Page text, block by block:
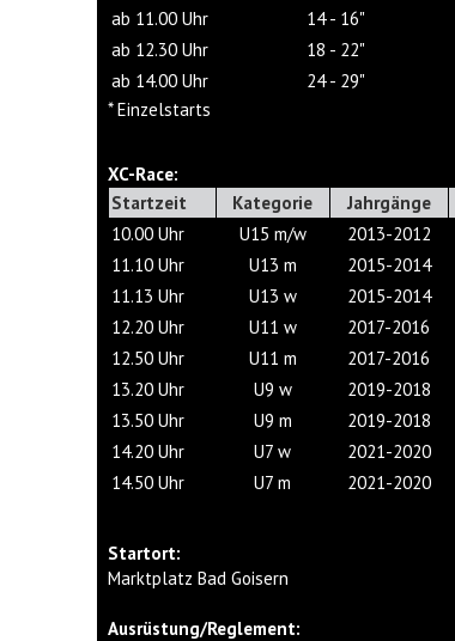
ab 11.00 Uhr
14 - 16"
ab 12.30 Uhr
18 - 22"
ab 14.00 Uhr
24 - 29"
* Einzelstarts
XC-Race:
Startzeit
Kategorie Jahrgänge
10.00 Uhr
U15 m/w 2013-2012
11.10 Uhr
U13 m 2015-2014
11.13 Uhr
U13 w 2015-2014
12.20 Uhr
U11 w 2017-2016
12.50 Uhr
U11 m 2017-2016
13.20 Uhr
U9 w 2019-2018
13.50 Uhr
U9 m 2019-2018
14.20 Uhr
U7 w 2021-2020
14.50 Uhr
U7 m 2021-2020
Startort:
Marktplatz Bad Goisern
Ausrüstung/Reglement: